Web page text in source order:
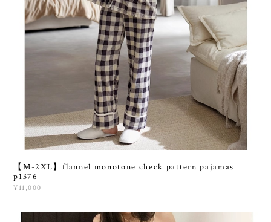
【M-2XL】flannel monotone check pattern pajamas
p1376
¥11,000